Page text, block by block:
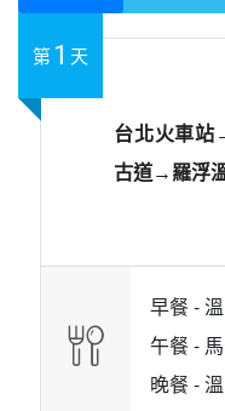
第1 天
台北火車
古道→羅浮
早餐 -
午餐 -
晚餐 -